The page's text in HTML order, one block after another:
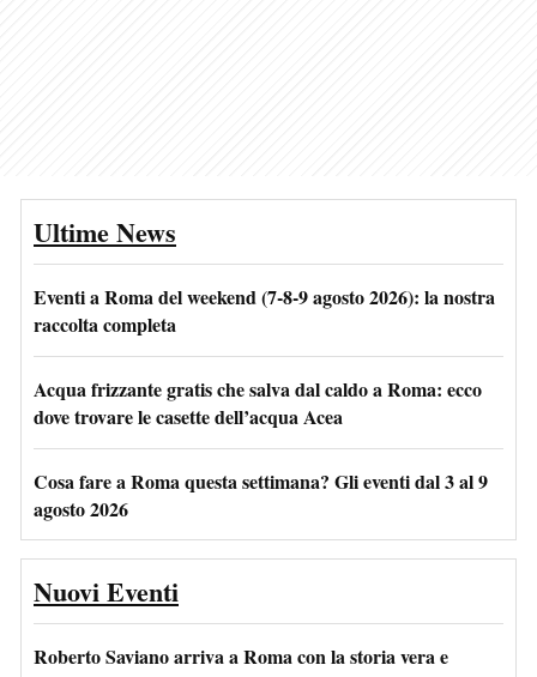
Ultime News
Eventi a Roma del weekend (7-8-9 agosto 2026): la nostra
raccolta completa
Acqua frizzante gratis che salva dal caldo a Roma: ecco
dove trovare le casette dell’acqua Acea
Cosa fare a Roma questa settimana? Gli eventi dal 3 al 9
agosto 2026
Nuovi Eventi
Roberto Saviano arriva a Roma con la storia vera e